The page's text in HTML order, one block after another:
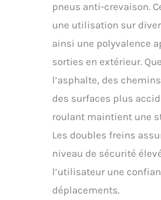
ont
de
en
le
pneus anti-crevaison.
une utilisation sur
ainsi une polyvalence
sorties en extérieur.
l’asphalte, des
des surfaces plus
roulant maintient une
Les doubles freins
niveau de sécurité
l’utilisateur une
déplacements.